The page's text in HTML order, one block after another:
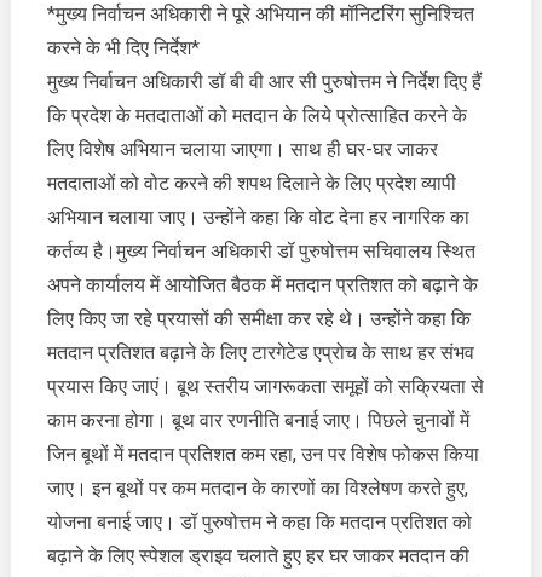
मतदान
की
शपथ
*मुख्य निर्वाचन अधिकारी ने पूरे अभियान की मॉनिटरिंग सुनिश्चित
करने के भी दिए निर्देश*
मुख्य निर्वाचन अधिकारी डॉ बी वी आर सी पुरुषोत्तम ने निर्देश दिए हैं
कि प्रदेश के मतदाताओं को मतदान के लिये प्रोत्साहित करने के
लिए विशेष अभियान चलाया जाएगा। साथ ही घर-घर जाकर
मतदाताओं को वोट करने की शपथ दिलाने के लिए प्रदेश व्यापी
अभियान चलाया जाए। उन्होंने कहा कि वोट देना हर नागरिक का
कर्तव्य है।मुख्य निर्वाचन अधिकारी डॉ पुरुषोत्तम सचिवालय स्थित
अपने कार्यालय में आयोजित बैठक में मतदान प्रतिशत को बढ़ाने के
लिए किए जा रहे प्रयासों की समीक्षा कर रहे थे। उन्होंने कहा कि
मतदान प्रतिशत बढ़ाने के लिए टारगेटेड एप्रोच के साथ हर संभव
प्रयास किए जाएं। बूथ स्तरीय जागरूकता समूहों को सक्रियता से
काम करना होगा। बूथ वार रणनीति बनाई जाए। पिछले चुनावों में
जिन बूथों में मतदान प्रतिशत कम रहा, उन पर विशेष फोकस किया
जाए। इन बूथों पर कम मतदान के कारणों का विश्लेषण करते हुए,
योजना बनाई जाए। डॉ पुरुषोत्तम ने कहा कि मतदान प्रतिशत को
बढ़ाने के लिए स्पेशल ड्राइव चलाते हुए हर घर जाकर मतदान की